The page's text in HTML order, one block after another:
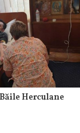
Herculane